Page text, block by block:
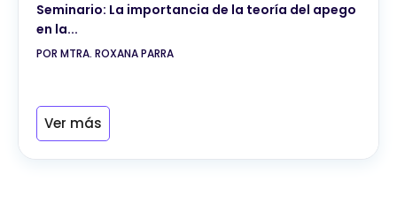
Seminario: La importancia de la teoría del apego
en la...
POR MTRA. ROXANA PARRA
Ver más